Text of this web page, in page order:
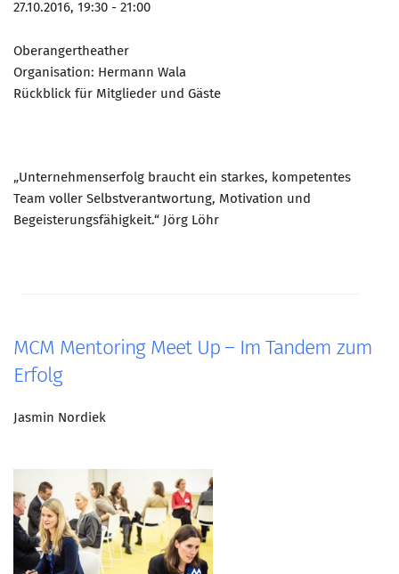
27.10.2016, 19:30 - 21:00
Oberangertheather
Organisation: Hermann Wala
Rückblick für Mitglieder und Gäste
„Unternehmenserfolg braucht ein starkes, kompetentes
Team voller Selbstverantwortung, Motivation und
Begeisterungsfähigkeit.“ Jörg Löhr
MCM Mentoring Meet Up – Im Tandem zum
Erfolg
Jasmin Nordiek